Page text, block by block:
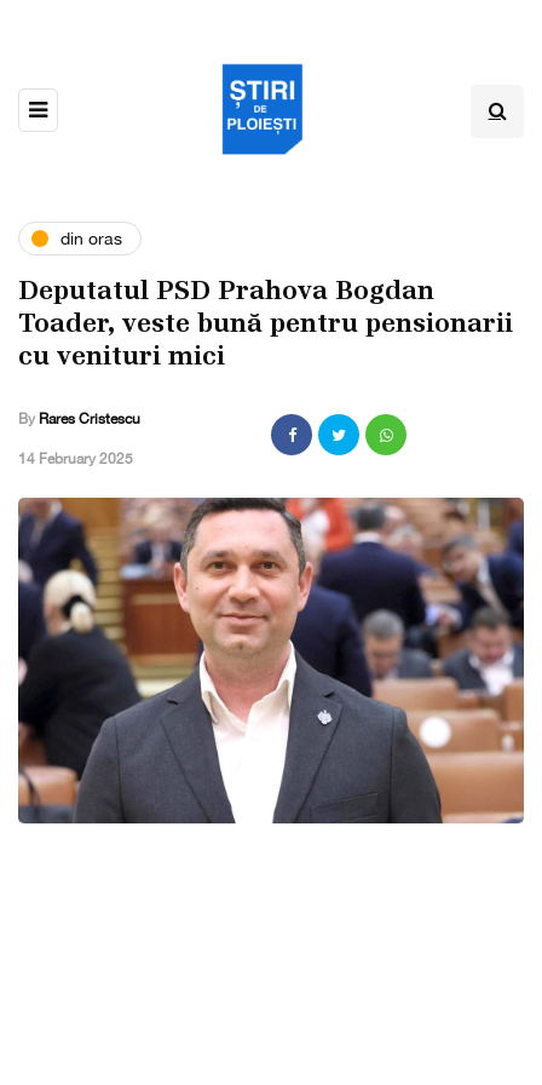
din oras
Deputatul PSD Prahova Bogdan
Toader, veste bună pentru pensionarii
cu ­venituri mici
By Rares Cristescu
,14 February 2025